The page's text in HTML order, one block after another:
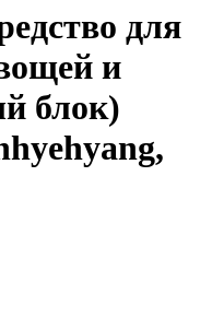
для
и
блок)